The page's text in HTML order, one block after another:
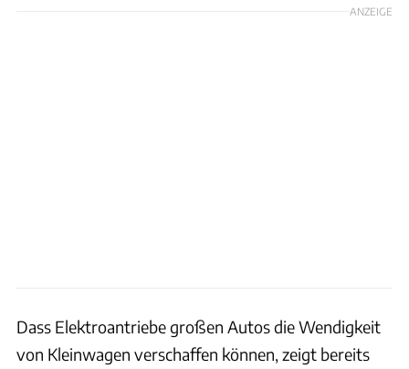
ANZEIGE
Dass Elektroantriebe großen Autos die Wendigkeit
von Kleinwagen verschaffen können, zeigt bereits